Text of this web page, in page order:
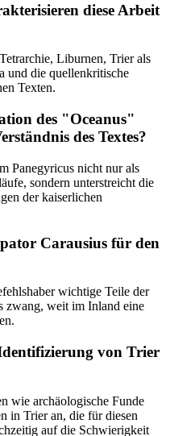
diese Arbeit
Liburnen, Trier als
und die quellenkritische
Texten.
des "Oceanus"
des Textes?
Panegyricus nicht nur als
sondern unterstreicht die
der kaiserlichen
Carausius für den
wichtige Teile der
zwang, weit im Inland eine
von Trier
wie archäologische Funde
in Trier an, die für diesen
auf die Schwierigkeit